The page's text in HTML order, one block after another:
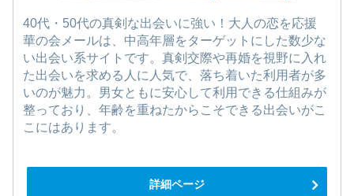
40代・50代の真剣な出会いに強い！大人の恋を応援
華の会メールは、中高年層をターゲットにした数少な
い出会い系サイトです。真剣交際や再婚を視野に入れ
た出会いを求める人に人気で、落ち着いた利用者が多
いのが魅力。男女ともに安心して利用できる仕組みが
整っており、年齢を重ねたからこそできる出会いがこ
こにはあります。
詳細ページ